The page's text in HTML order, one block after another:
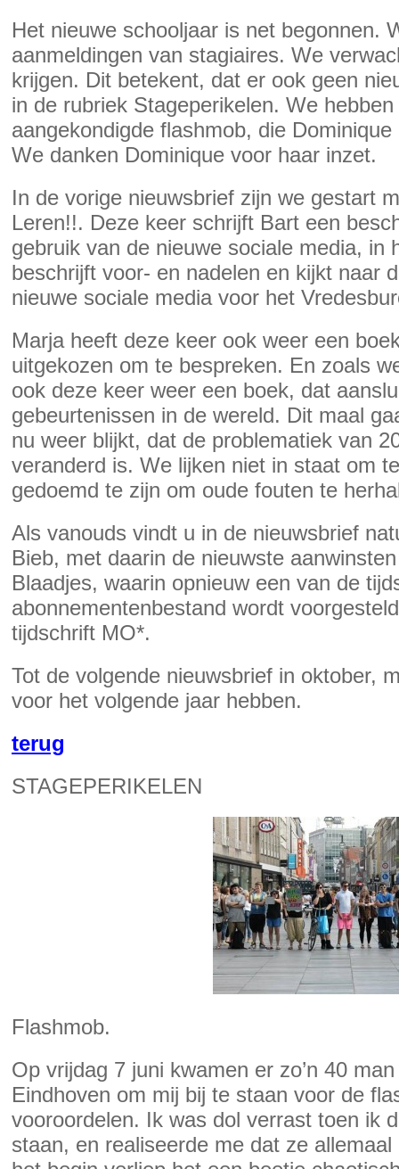
Het nieuwe schooljaar is net begonnen.
aanmeldingen van stagiaires. We
krijgen. Dit betekent, dat er ook geen
in de rubriek Stageperikelen. We
aangekondigde flashmob, die
We danken Dominique voor haar inzet.
In de vorige nieuwsbrief zijn we gestart
Leren!!. Deze keer schrijft Bart een
gebruik van de nieuwe sociale media, in
beschrijft voor- en nadelen en kijkt naar
nieuwe sociale media voor het
Marja heeft deze keer ook weer een
uitgekozen om te bespreken. En zoals
ook deze keer weer een boek, dat
gebeurtenissen in de wereld. Dit maal
nu weer blijkt, dat de problematiek van
veranderd is. We lijken niet in staat om
gedoemd te zijn om oude fouten te
Als vanouds vindt u in de nieuwsbrief
Bieb, met daarin de nieuwste
Blaadjes, waarin opnieuw een van de
abonnementenbestand wordt
tijdschrift MO*.
Tot de volgende nieuwsbrief in oktober,
voor het volgende jaar hebben.
terug
STAGEPERIKELEN
Flashmob.
Op vrijdag 7 juni kwamen er zo’n 40
Eindhoven om mij bij te staan voor de
vooroordelen. Ik was dol verrast toen ik
staan, en realiseerde me dat ze